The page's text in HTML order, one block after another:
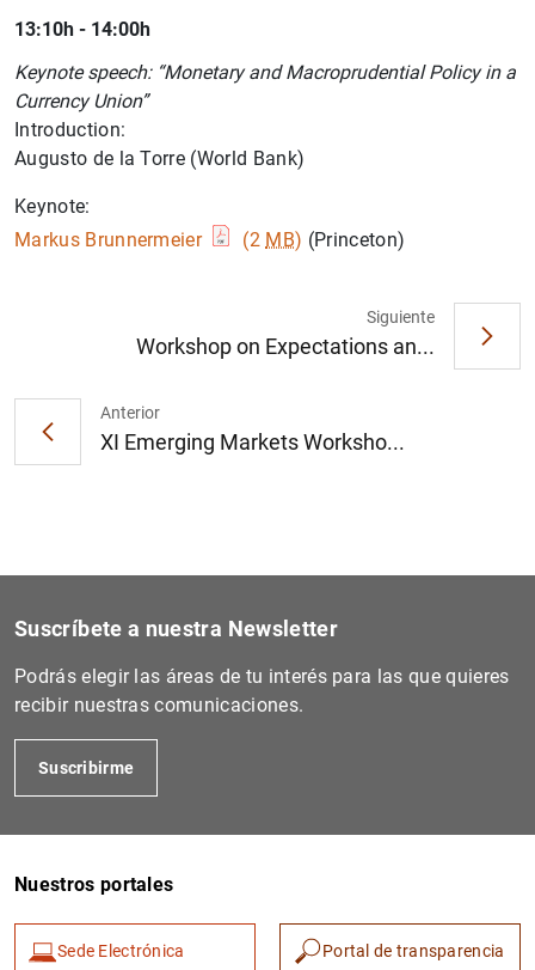
13:10h - 14:00h
Keynote speech: “Monetary and Macroprudential Policy in a
Currency Union”
Introduction:
Augusto de la Torre (World Bank)
Keynote:
Markus Brunnermeier
(2 MB) (Princeton)
Anterior
XI Emerging Markets Worksho...
Siguiente
Workshop on Expectations an...
Suscríbete a nuestra Newsletter
Podrás elegir las áreas de tu interés para las que quieres
recibir nuestras comunicaciones.
Suscribirme
Nuestros portales
Sede Electrónica Portal de transparencia